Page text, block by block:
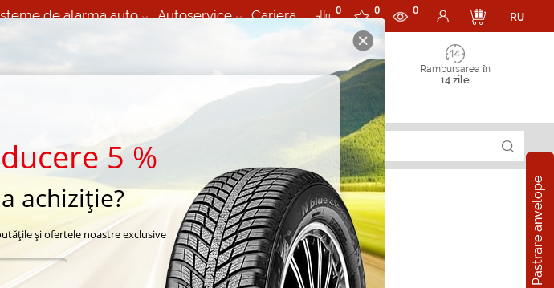
de alarma auto Autoservice Cariera 0 0 0
RU
19:00
Rambursarea în
14 zile
Pastrare anvelope
Doblo
5 %
achiziție?
și ofertele noastre exclusive